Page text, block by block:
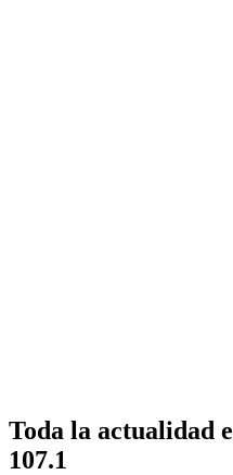
Toda la actualidad
107.1